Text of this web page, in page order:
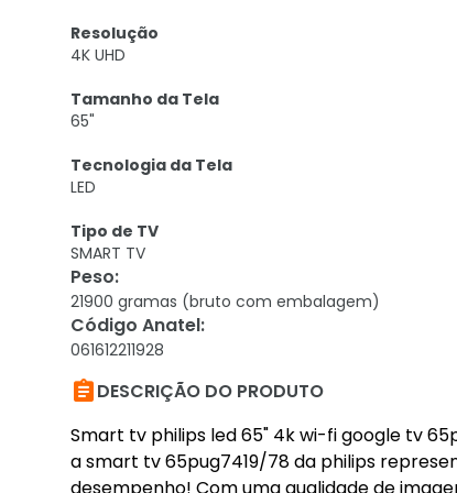
Resolução
4K UHD
Tamanho da Tela
65"
Tecnologia da Tela
LED
Tipo de TV
SMART TV
Peso:
21900 gramas (bruto com embalagem)
Código Anatel:
061612211928
DESCRIÇÃO DO PRODUTO
Smart tv philips led 65" 4k wi-fi google tv
a smart tv 65pug7419/78 da philips